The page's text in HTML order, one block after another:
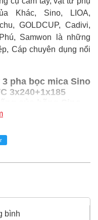
Khác, Sino, LIOA,
GOLDCUP, Cadivi,
Samwon là những
Cáp chuyên dụng nổi
pha bọc mica Sino
3x240+1x185
chống cháy 3
nhất tại Super-mro
3 pha bọc mica Sino
PVC 3x240+1x185
nghiệp MRO
bình